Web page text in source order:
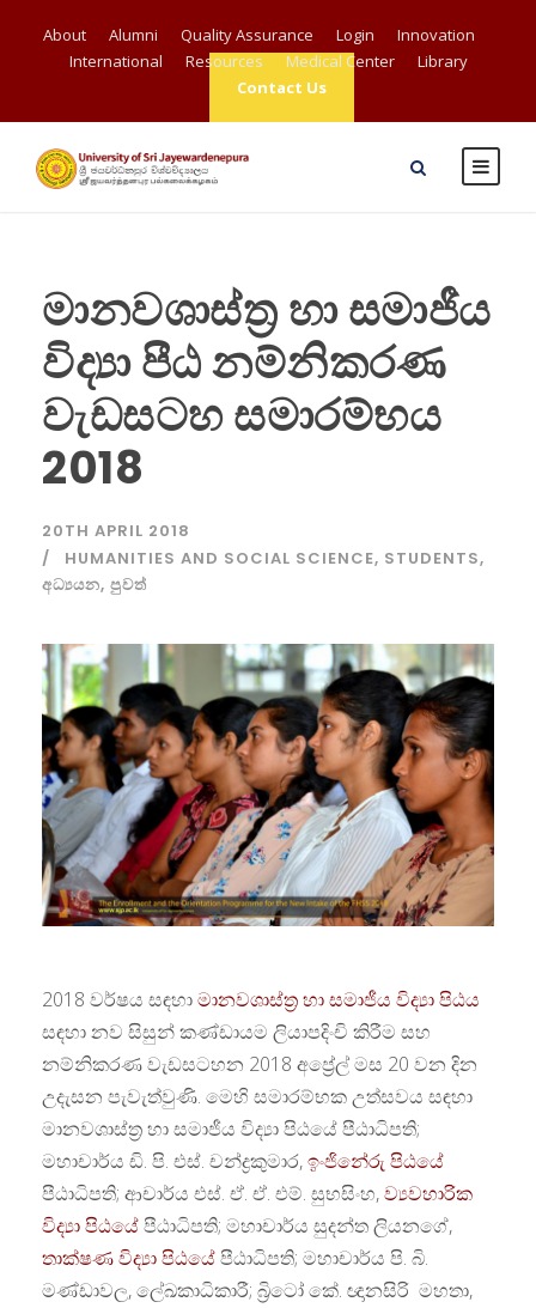
About Alumni Quality Assurance Login
Innovation
International
Resources Medical Center
Library
Contact Us
මානවශාස්ත්‍ර හා සමාජීය
විද්‍යා පීඨ නම්නිකරණ
වැඩසටහ සමාරම්භය
2018
20TH APRIL 2018
HUMANITIES AND SOCIAL SCIENCE, STUDENTS,
අධ්‍යයන, පුවත්
2018 වර්ෂය සඳහාමානවශාස්ත්‍ර හා සමාජීය විද්‍යා පිඨය
සඳහා නව සිසුන් කණ්ඩායම ලියාපදිංචි කිරීම සහ
නම්නිකරණ වැඩසටහන 2018 අප්‍රේල් මස 20 වන දින
උදැසන පැවැත්වුණි. මෙහි සමාරම්භක උත්සවය සඳහා
මානවශාස්ත්‍ර හා සමාජීය විද්‍යා පිඨයේ පීඨාධිපති;
මහාචාර්ය ඩි. පි. එස්. චන්ද්‍රකුමාර,ඉංජිනේරු පිඨයේ
පීඨාධිපති; ආචාර්ය එස්. ඒ. ඒ. එම්. සුභසිංහ,ව්‍යවහාරික
විද්‍යා පිඨයේපීඨාධිපති; මහාචාර්ය සුදන්ත ලියනගේ,
තාක්ෂණ විද්‍යා පිඨයේපීඨාධිපති; මහාචාර්ය පි. බි.
මණ්ඩාවල, ලේඛකාධිකාරී; බ්‍රිටෝ කේ. ඥානසිරි මහතා,